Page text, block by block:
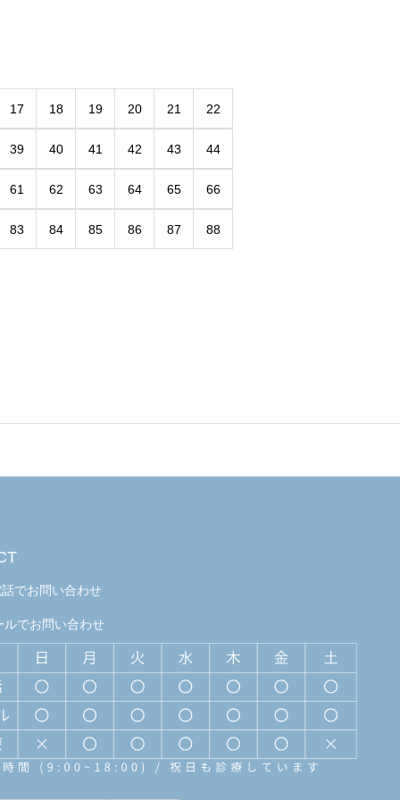
17 18 19 20 21 22
39 40 41 42 43 44
61 62 63 64 65 66
83 84 85 86 87 88
でお問い合わせ
ルでお問い合わせ